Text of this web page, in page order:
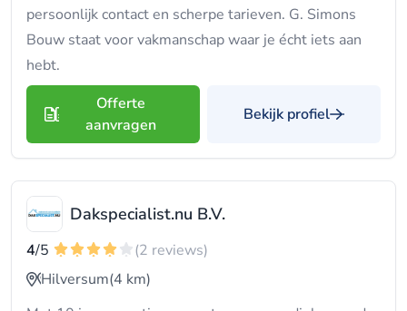
persoonlijk contact en scherpe tarieven. G. Simons
Bouw staat voor vakmanschap waar je écht iets aan
hebt.
Offerte
aanvragen
Bekijk profiel
Dakspecialist.nu B.V.
4/5
(2 reviews)
Hilversum(4 km)